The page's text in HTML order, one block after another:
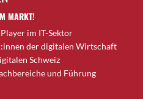
MARKT!
im IT-Sektor
der digitalen Wirtschaft
Schweiz
und Führung